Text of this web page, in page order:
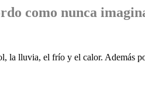
como nunca
lluvia, el frío y el calor. Además